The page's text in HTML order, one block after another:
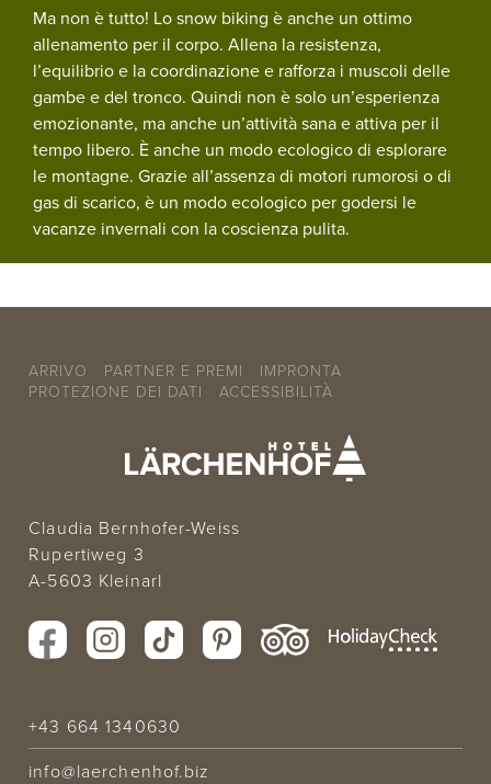
Ma non è tutto! Lo snow biking è anche un ottimo
allenamento per il corpo. Allena la resistenza,
l’equilibrio e la coordinazione e rafforza i muscoli delle
gambe e del tronco. Quindi non è solo un’esperienza
emozionante, ma anche un’attività sana e attiva per il
tempo libero. È anche un modo ecologico di esplorare
le montagne. Grazie all’assenza di motori rumorosi o di
gas di scarico, è un modo ecologico per godersi le
vacanze invernali con la coscienza pulita.
ARRIVO PARTNER E PREMI
IMPRONTA
PROTEZIONE DEI DATI
ACCESSIBILITÀ
Claudia Bernhofer-Weiss
Rupertiweg 3
A-5603 Kleinarl
+43 664 1340630
info@laerchenhof.biz